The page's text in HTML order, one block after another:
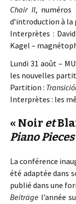
Chair II,
d’introduction à
Interprètes :
Kagel –
Lundi 31 août –
les nouvelles
Partition :
Interprètes : les
« Noiret
Piano
La conférence
été adaptée dans
publié dans une
Beiträge l’année